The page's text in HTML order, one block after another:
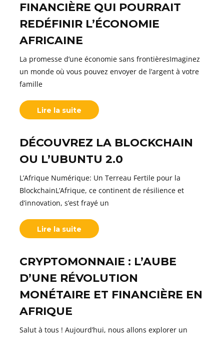
FINANCIÈRE QUI POURRAIT
REDÉFINIR L’ÉCONOMIE
AFRICAINE
La promesse d’une économie sans frontièresImaginez
un monde où vous pouvez envoyer de l’argent à votre
famille
Lire la suite
DÉCOUVREZ LA BLOCKCHAIN
OU L’UBUNTU 2.0
L’Afrique Numérique: Un Terreau Fertile pour la
BlockchainL’Afrique, ce continent de résilience et
d’innovation, s’est frayé un
Lire la suite
CRYPTOMONNAIE : L’AUBE
D’UNE RÉVOLUTION
MONÉTAIRE ET FINANCIÈRE EN
AFRIQUE
Salut à tous ! Aujourd’hui, nous allons explorer un